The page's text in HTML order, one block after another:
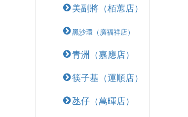
美副將（栢蕙店）
黑沙環（廣福祥店）
青洲（嘉應店）
筷子基（運順店）
氹仔（萬暉店）